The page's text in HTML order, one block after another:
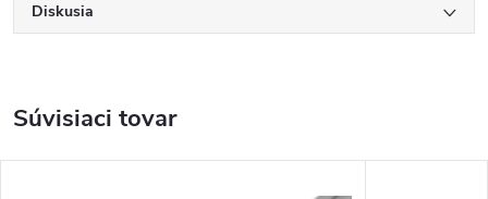
Diskusia
Súvisiaci tovar